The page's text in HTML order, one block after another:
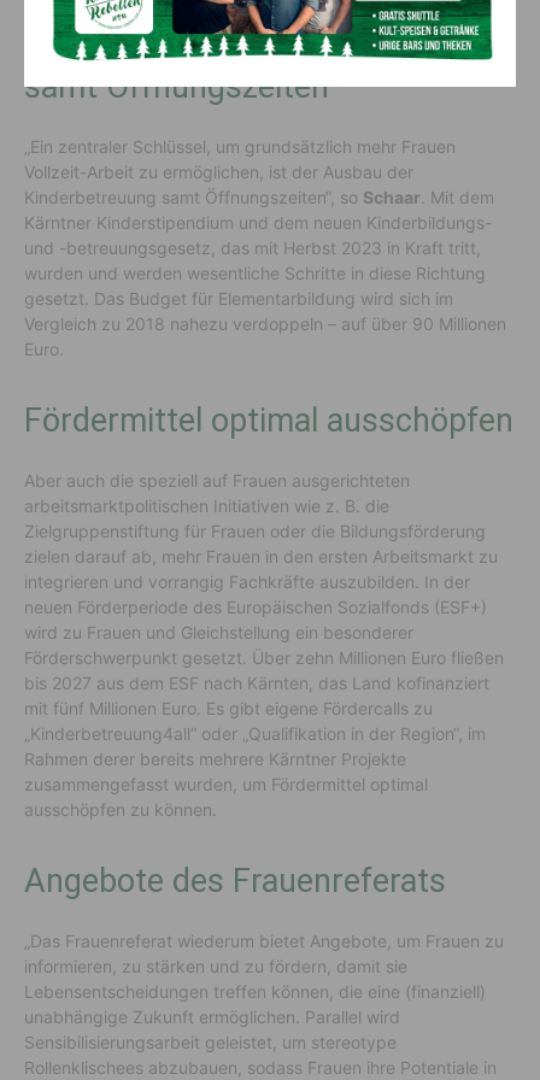
Ausbau der Kinderbetreuung
samt Öffnungszeiten
„Ein zentraler Schlüssel, um grundsätzlich mehr Frauen
Vollzeit-Arbeit zu ermöglichen, ist der Ausbau der
Kinderbetreuung samt Öffnungszeiten“, so Schaar . Mit dem
Kärntner Kinderstipendium und dem neuen Kinderbildungs-
und -betreuungsgesetz, das mit Herbst 2023 in Kraft tritt,
wurden und werden wesentliche Schritte in diese Richtung
gesetzt. Das Budget für Elementarbildung wird sich im
Vergleich zu 2018 nahezu verdoppeln – auf über 90 Millionen
Euro.
Fördermittel optimal ausschöpfen
Aber auch die speziell auf Frauen ausgerichteten
arbeitsmarktpolitischen Initiativen wie z. B. die
Zielgruppenstiftung für Frauen oder die Bildungsförderung
zielen darauf ab, mehr Frauen in den ersten Arbeitsmarkt zu
integrieren und vorrangig Fachkräfte auszubilden. In der
neuen Förderperiode des Europäischen Sozialfonds (ESF+)
wird zu Frauen und Gleichstellung ein besonderer
Förderschwerpunkt gesetzt. Über zehn Millionen Euro fließen
bis 2027 aus dem ESF nach Kärnten, das Land kofinanziert
mit fünf Millionen Euro. Es gibt eigene Fördercalls zu
„Kinderbetreuung4all“ oder „Qualifikation in der Region“, im
Rahmen derer bereits mehrere Kärntner Projekte
zusammengefasst wurden, um Fördermittel optimal
ausschöpfen zu können.
Angebote des Frauenreferats
„Das Frauenreferat wiederum bietet Angebote, um Frauen zu
informieren, zu stärken und zu fördern, damit sie
Lebensentscheidungen treffen können, die eine (finanziell)
unabhängige Zukunft ermöglichen. Parallel wird
Sensibilisierungsarbeit geleistet, um stereotype
Rollenklischees abzubauen, sodass Frauen ihre Potentiale in